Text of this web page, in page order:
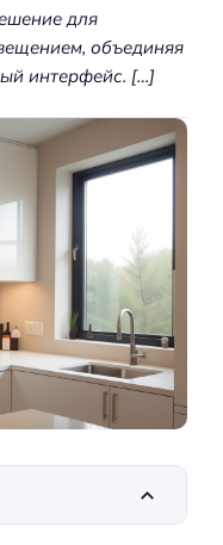
для
объединяя
интерфейс. […]